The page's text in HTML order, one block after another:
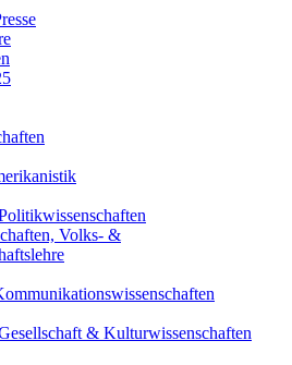
Volks- &
& Kulturwissenschaften